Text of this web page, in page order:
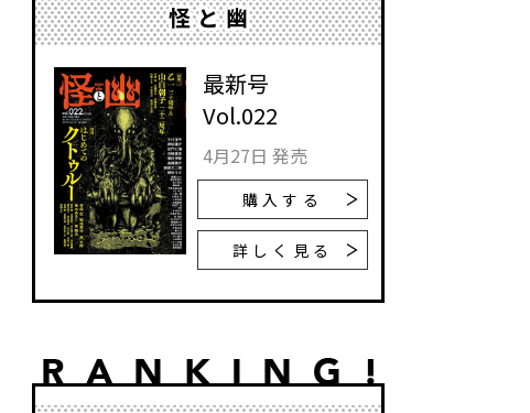
怪と幽
最新号
Vol.022
4月27日 発売
購入する
詳しく見る